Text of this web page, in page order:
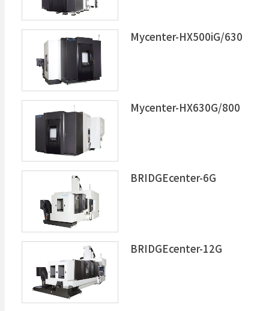
Mycenter-HX500iG/630
Mycenter-HX630G/800
BRIDGEcenter-6G
BRIDGEcenter-12G